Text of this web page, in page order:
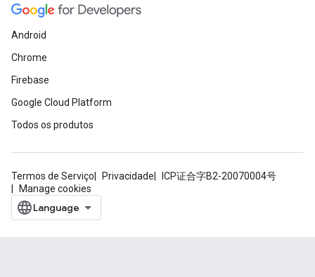
Android
Chrome
Firebase
Google Cloud Platform
Todos os produtos
Termos de Serviço Privacidade
ICP证合字B2-20070004号
Manage cookies